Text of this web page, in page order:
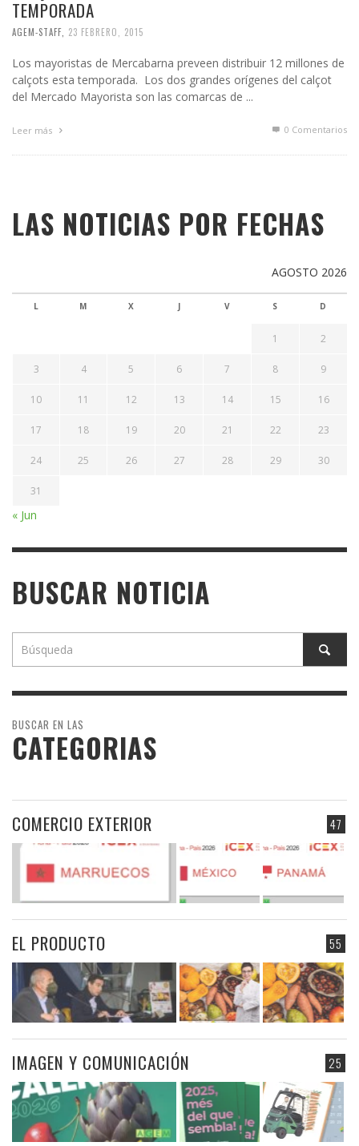
TEMPORADA
AGEM-STAFF 23 FEBRERO, 2015
Los mayoristas de Mercabarna preveen distribuir 12 millones de
calçots esta temporada. Los dos grandes orígenes del calçot
del Mercado Mayorista son las comarcas de ...
Leer más 0 Comentarios
LAS NOTICIAS POR FECHAS
AGOSTO 2026
L M X J V S D
1 2
3 4 5 6 7 8 9
10 11 12 13 14 15 16
17 18 19 20 21 22 23
24 25 26 27 28 29 30
31
« Jun
BUSCAR NOTICIA
BUSCAR EN LAS
CATEGORIAS
47
COMERCIO EXTERIOR
55
EL PRODUCTO
25
IMAGEN Y COMUNICACIÓN